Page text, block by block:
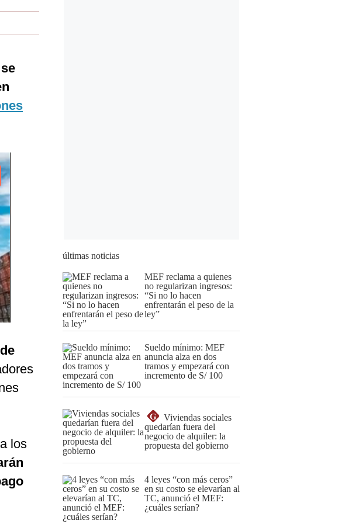
los
últimas noticias
MEF reclama a quienes
no regularizan ingresos:
“Si no lo hacen
enfrentarán el peso de la
ley”
Sueldo mínimo: MEF
anuncia alza en dos
tramos y empezará con
incremento de S/ 100
G
Viviendas sociales
quedarían fuera del
negocio de alquiler: la
propuesta del gobierno
4 leyes “con más ceros”
en su costo se elevarían al
TC, anunció el MEF:
¿cuáles serían?